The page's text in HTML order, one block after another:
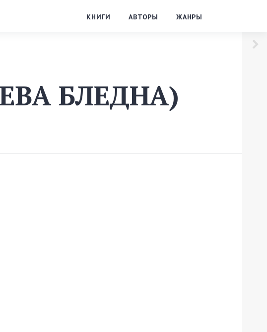
КНИГИ АВТОРЫ ЖАНРЫ
БЛЕДНА)